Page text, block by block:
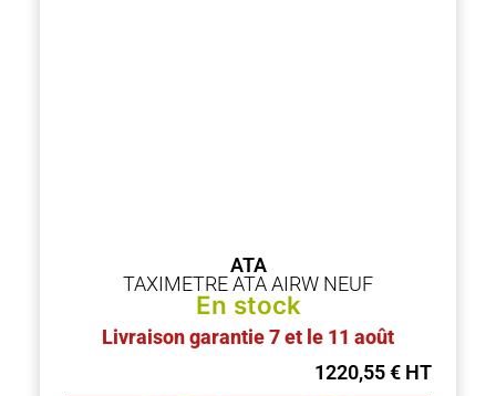
ATA
TAXIMETRE ATA AIRW NEUF
En stock
Livraison garantie 7 et le 11 août
1220,55€